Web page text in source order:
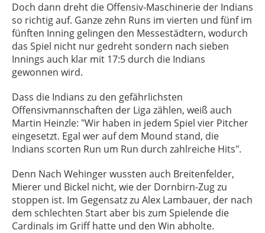
Doch dann dreht die Offensiv-Maschinerie der Indians
so richtig auf. Ganze zehn Runs im vierten und fünf im
fünften Inning gelingen den Messestädtern, wodurch
das Spiel nicht nur gedreht sondern nach sieben
Innings auch klar mit 17:5 durch die Indians
gewonnen wird.
Dass die Indians zu den gefährlichsten
Offensivmannschaften der Liga zählen, weiß auch
Martin Heinzle: "Wir haben in jedem Spiel vier Pitcher
eingesetzt. Egal wer auf dem Mound stand, die
Indians scorten Run um Run durch zahlreiche Hits".
Denn Nach Wehinger wussten auch Breitenfelder,
Mierer und Bickel nicht, wie der Dornbirn-Zug zu
stoppen ist. Im Gegensatz zu Alex Lambauer, der nach
dem schlechten Start aber bis zum Spielende die
Cardinals im Griff hatte und den Win abholte.